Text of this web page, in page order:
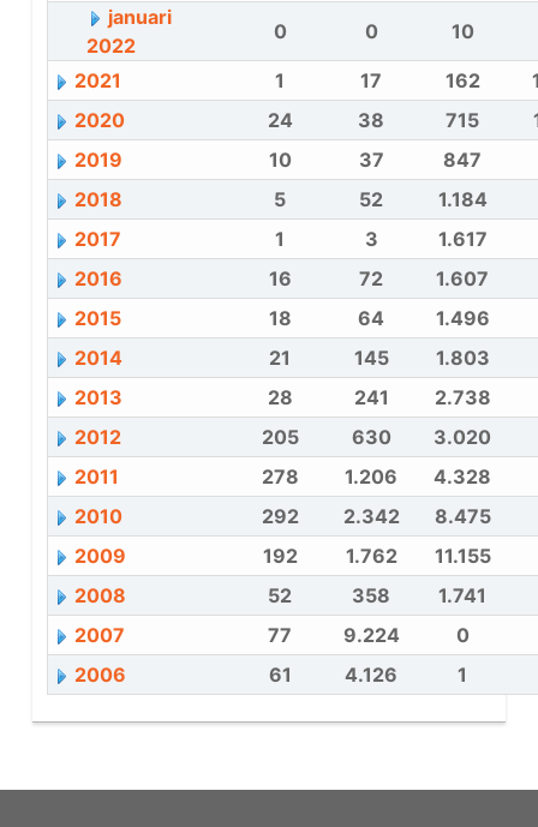
januari
2022
0 0 10
2021 1 17 162
2020
24 38 715
2019
10 37
847
2018
5 52
1.184
2017
1 3
1.617
2016
16 72
1.607
2015
18 64
1.496
2014
21 145
1.803
2013
28 241
2.738
2012
205 630
3.020
2011
278 1.206
4.328
2010
292 2.342
8.475
2009
192 1.762
11.155
2008
52 358
1.741
2007
77 9.224
0
2006
61 4.126 1